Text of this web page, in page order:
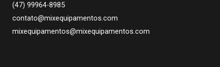
(47) 99964-8985
contato@mixequipamentos.com
mixequipamentos@mixequipamentos.com